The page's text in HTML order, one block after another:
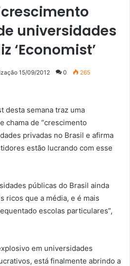
universidades
‘Economist’
15/09/2012 0 265
desta semana traz uma
chama de “crescimento
privadas no Brasil e afirma
estão lucrando com esse
públicas do Brasil ainda
ricos que a média, e é mais
escolas particulares”,
em universidades
está finalmente abrindo a